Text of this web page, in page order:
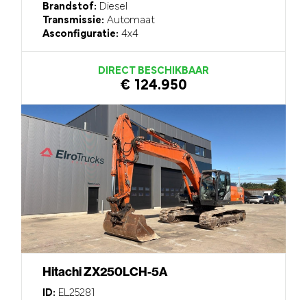
Brandstof: Diesel
Transmissie: Automaat
Asconfiguratie: 4x4
DIRECT BESCHIKBAAR
€ 124.950
Hitachi ZX250LCH-5A
ID: EL25281